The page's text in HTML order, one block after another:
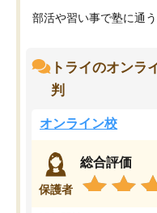
部活や習い事で塾に通う
トライのオンラ
判
オンライン校
保護者
総合評価